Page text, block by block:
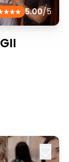
5.00/5